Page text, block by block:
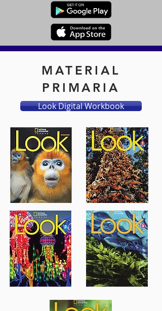
MATERIAL
PRIMARIA
Look Digital Workbook